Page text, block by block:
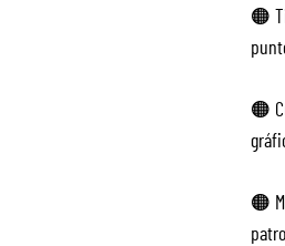
🟠
🟠
🟠